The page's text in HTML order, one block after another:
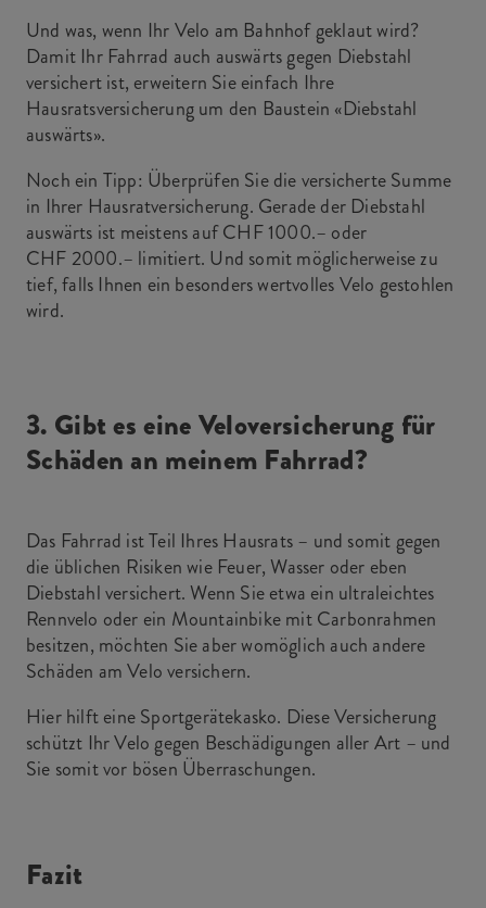
Und was, wenn Ihr Velo am Bahnhof geklaut wird?
Damit Ihr Fahrrad auch auswärts gegen Diebstahl
versichert ist, erweitern Sie einfach Ihre
Hausratsversicherung um den Baustein «Diebstahl
auswärts».
Noch ein Tipp: Überprüfen Sie die versicherte Summe
in Ihrer Hausratversicherung. Gerade der Diebstahl
auswärts ist meistens auf CHF 1000.– oder
CHF 2000.– limitiert. Und somit möglicherweise zu
tief, falls Ihnen ein besonders wertvolles Velo gestohlen
wird.
3. Gibt es eine Veloversicherung für
Schäden an meinem Fahrrad?
Das Fahrrad ist Teil Ihres Hausrats – und somit gegen
die üblichen Risiken wie Feuer, Wasser oder eben
Diebstahl versichert. Wenn Sie etwa ein ultraleichtes
Rennvelo oder ein Mountainbike mit Carbonrahmen
besitzen, möchten Sie aber womöglich auch andere
Schäden am Velo versichern.
Hier hilft eine Sportgerätekasko. Diese Versicherung
schützt Ihr Velo gegen Beschädigungen aller Art – und
Sie somit vor bösen Überraschungen.
Fazit